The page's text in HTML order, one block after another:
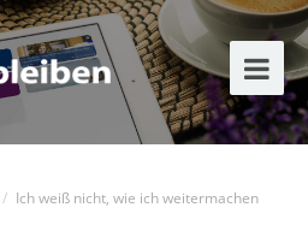
/ Ich weiß nicht, wie ich weitermachen